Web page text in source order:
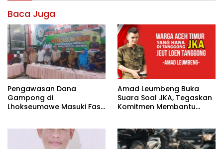
Baca Juga
Pengawasan Dana
Gampong di
Lhokseumawe Masuki Fase
Amad Leumbeng Buka
Suara Soal JKA, Tegaskan
Komitmen Membantu